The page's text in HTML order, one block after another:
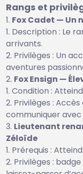
Rangs et
Fox Cadet — Un
Description : Le
arrivants.
Privilèges : Un
aventures
Fox Ensign —
Condition :
Privilèges :
communiquer avec
Lieutenant
Zéloïde
Prérequis :
Privilèges :